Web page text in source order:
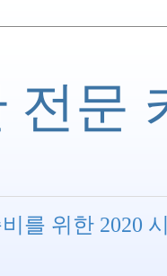
전문
를 위한 2020